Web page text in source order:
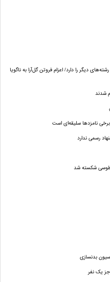
دیگر را دارد/ اعزام فروتن گل‌آرا به ناگویا
شدند
نامزدها سلیقه‌ای است
رسمی ندارد
طوسی شکسته شد
بدنسازی
یک نفر